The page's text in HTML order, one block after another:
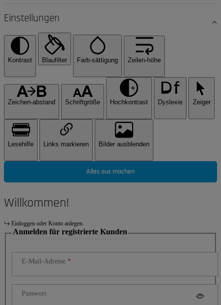
Einstellungen
Kontrast Blaufilter Farb-sättigung Zeilen-höhe
Zeichen-abstand Schriftgröße Hochkontrast Dyslexie Zeiger
Lesehilfe Links markieren Bilder ausblenden
Alles aus machen
Willkommen!
Einloggen oder Konto anlegen.
Anmelden für registrierte Kunden
E-Mail-Adresse
Passwort